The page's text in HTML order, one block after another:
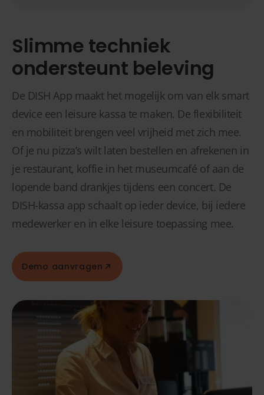
Slimme techniek
ondersteunt beleving
De DISH App maakt het mogelijk om van elk smart
device een leisure kassa te maken. De flexibiliteit
en mobiliteit brengen veel vrijheid met zich mee.
Of je nu pizza’s wilt laten bestellen en afrekenen in
je restaurant, koffie in het museumcafé of aan de
lopende band drankjes tijdens een concert. De
DISH-kassa app schaalt op ieder device, bij iedere
medewerker en in elke leisure toepassing mee.
Demo aanvragen